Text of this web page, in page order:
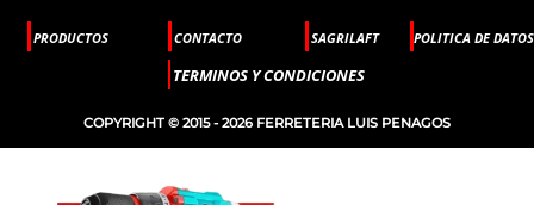
PRODUCTOS CONTACTO SAGRILAFT POLITICA DE DATOS
TERMINOS Y CONDICIONES
COPYRIGHT © 2015 - 2026 FERRETERIA LUIS PENAGOS